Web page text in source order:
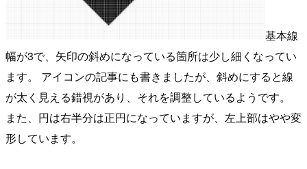
基本線
幅が3で、矢印の斜めになっている箇所は少し細くなってい
ます。 アイコンの記事にも書きましたが、斜めにすると線
が太く見える錯視があり、それを調整しているようです。
また、円は右半分は正円になっていますが、左上部はやや変
形しています。